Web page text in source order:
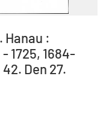
Hanau :
1725, 1684-
42. Den 27.